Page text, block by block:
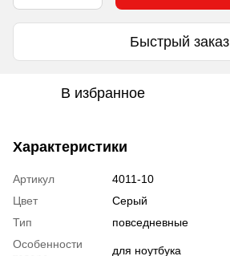
Быстрый заказ
В избранное
Характеристики
Артикул
4011-10
Цвет
Серый
Тип
повседневные
Особенности
для ноутбука